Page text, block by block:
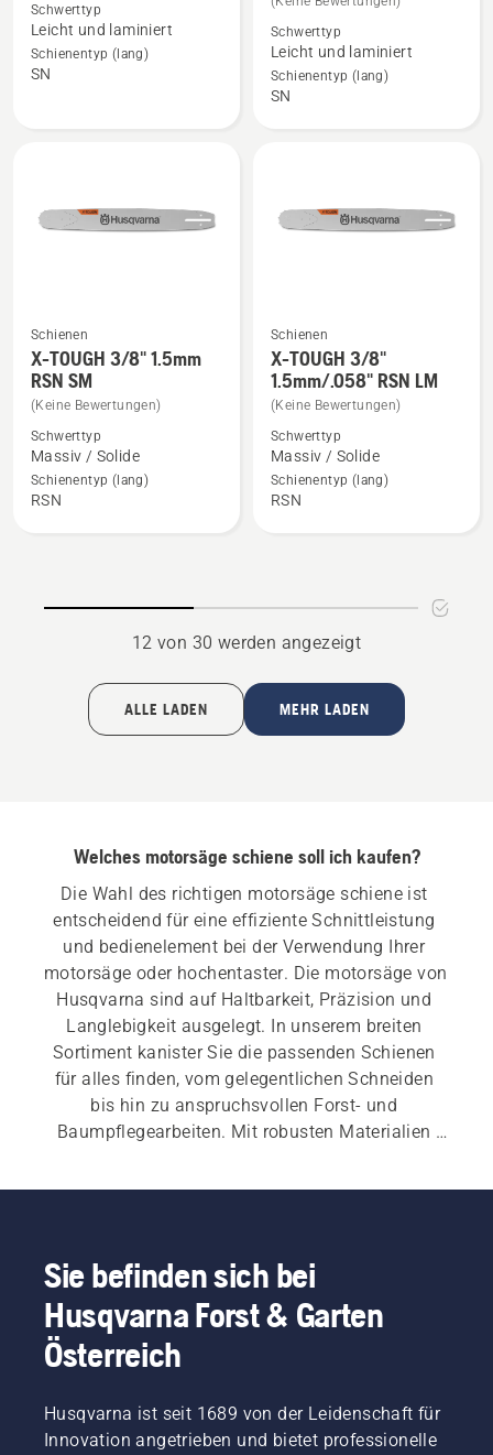
Force
3/8"
Schwerttyp
Leicht und laminiert
Schienentyp (lang)
SN
Force
Schiene
3/8"
anzeigen
Schwerttyp
Leicht und laminiert
Schienentyp (lang)
SN
Mehr
Details
zu
TOUGH
3/8"
1.5mm
Schienen
X-TOUGH 3/8" 1.5mm
RSN SM
(Keine Bewertungen)
Schwerttyp
Massiv / Solide
Schienentyp (lang)
RSN
Mehr
Details
zu
TOUGH
3/8"
1.5mm/.058"
Schienen
X-TOUGH 3/8"
1.5mm/.058" RSN LM
(Keine Bewertungen)
Schwerttyp
Massiv / Solide
Schienentyp (lang)
RSN
12 von 30 werden angezeigt
ALLE LADEN MEHR LADEN
Welches motorsäge schiene soll ich kaufen?
Die Wahl des richtigen motorsäge schiene ist
entscheidend für eine effiziente Schnittleistung
und bedienelement bei der Verwendung Ihrer
motorsäge oder hochentaster. Die motorsäge von
Husqvarna sind auf Haltbarkeit, Präzision und
Langlebigkeit ausgelegt. In unserem breiten
Sortiment kanister Sie die passenden Schienen
für alles finden, vom gelegentlichen Schneiden
bis hin zu anspruchsvollen Forst- und
Baumpflegearbeiten. Mit robusten Materialien
reibungsloses und effizientes Arbeiten und
Sie befinden sich bei
Husqvarna Forst & Garten
Österreich
Husqvarna ist seit 1689 von der Leidenschaft für
Innovation angetrieben und bietet professionelle